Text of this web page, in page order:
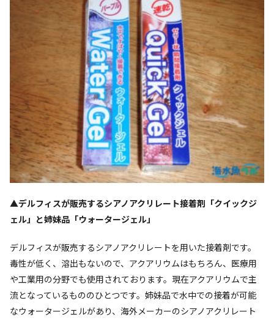
▲デルフィスが販売するシアノアクリレート接着剤「クイックジ
ェル」と姉妹品「ウォータージェル」
デルフィスが販売するシアノアクリレートを用いた接着剤です。
毒性が低く、溶出もないので、アクアリウムはもちろん、医療用
や工業用の分野でも使用されております。現在アクアリウムで主
流となっているもののひとつです。姉妹品で水中での接着が可能
なウォータージェルがあり、海外メーカーのシアノアクリレート